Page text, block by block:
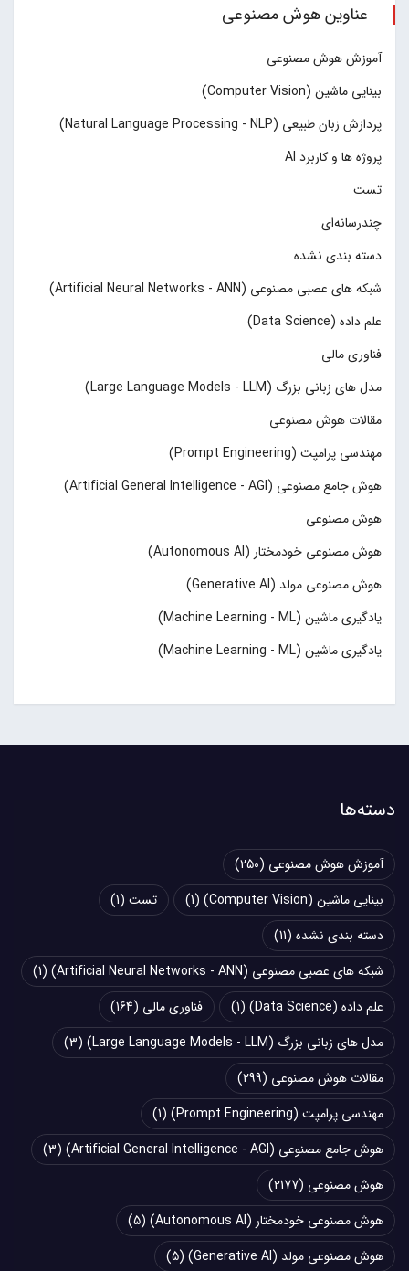
عناوین هوش مصنوعی
آموزش هوش مصنوعی
بینایی ماشین (Computer Vision)
پردازش زبان طبیعی (Natural Language Processing - NLP)
پروژه ها و کاربرد AI
تست
چند‌‌رسانه‌ای
دسته بندی نشده
شبکه های عصبی مصنوعی (Artificial Neural Networks - ANN)
علم داده (Data Science)
فناوری مالی
مدل های زبانی بزرگ (Large Language Models - LLM)
مقالات هوش مصنوعی
مهندسی پرامپت (Prompt Engineering)
هوش جامع مصنوعی (Artificial General Intelligence - AGI)
هوش مصنوعی
هوش مصنوعی خودمختار (Autonomous AI)
هوش مصنوعی مولد (Generative AI)
یادگیری ماشین (Machine Learning - ML)
یادگیری ماشین (Machine Learning - ML)
دسته‌ها
آموزش هوش مصنوعی (250)
بینایی ماشین (Computer Vision)
(1) تست (1)
دسته بندی نشده (11)
شبکه های عصبی مصنوعی (Artificial Neural Networks - ANN)
(1)
علم داده (Data Science)
(1) فناوری مالی (164)
مدل های زبانی بزرگ (Large Language Models - LLM)
(3)
مقالات هوش مصنوعی (299)
مهندسی پرامپت (Prompt Engineering)
(1)
هوش جامع مصنوعی (Artificial General Intelligence - AGI)
(3)
هوش مصنوعی (2177)
هوش مصنوعی خودمختار (Autonomous AI)
(5)
هوش مصنوعی مولد (Generative AI)
(5)